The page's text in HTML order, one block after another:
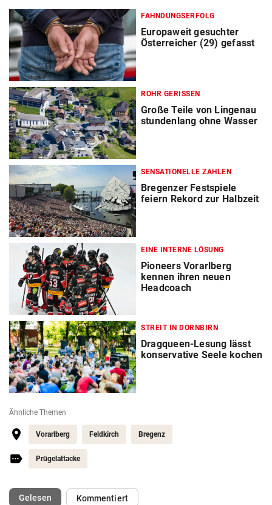
FAHNDUNGSERFOLG
Europaweit gesuchter
Österreicher (29) gefasst
ROHR GERISSEN
Große Teile von Lingenau
stundenlang ohne Wasser
SENSATIONELLE ZAHLEN
Bregenzer Festspiele
feiern Rekord zur Halbzeit
EINE INTERNE LÖSUNG
Pioneers Vorarlberg
kennen ihren neuen
Headcoach
STREIT IN DORNBIRN
Dragqueen-Lesung lässt
konservative Seele kochen
Ähnliche Themen
Vorarlberg Feldkirch Bregenz
Prügelattacke
Gelesen(ausgewählt)Kommentiert